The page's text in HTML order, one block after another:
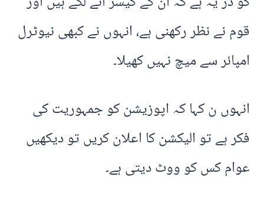
قوم نے نظر رکھنی ہے، انہوں نے کبھی نیوٹرل
امپائر سے میچ نہیں کھیلا۔
انہوں ن کہا کہ اپوزیشن کو جمہوریت کی
فکر ہے تو الیکشن کا اعلان کریں تو دیکھیں
عوام کس کو ووٹ دیتی ہے۔